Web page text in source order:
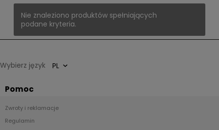
Nie znaleziono produktów spełniających
podane kryteria.
Wybierz język
Pomoc
Zwroty i reklamacje
Regulamin